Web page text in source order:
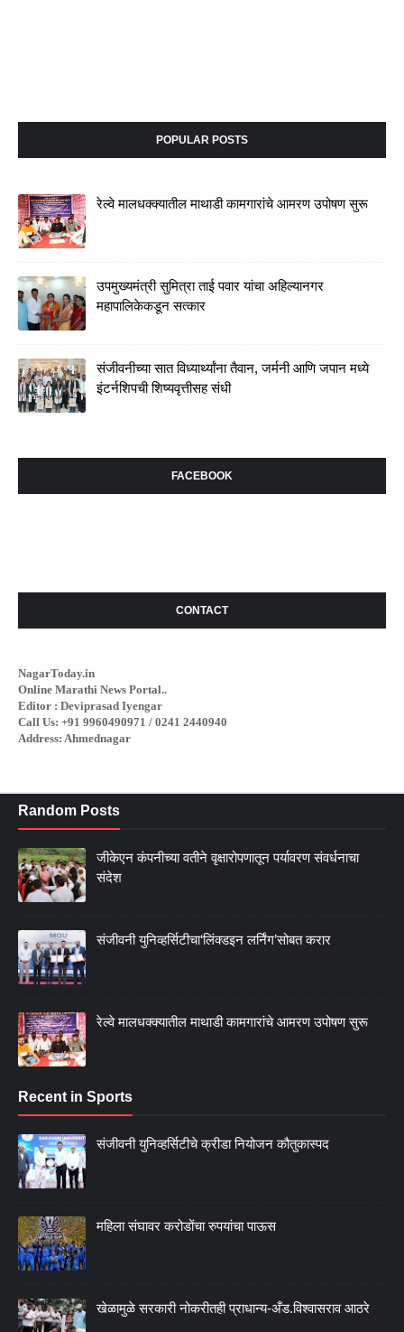
POPULAR POSTS
रेल्वे मालधक्क्यातील माथाडी कामगारांचे आमरण उपोषण सुरू
उपमुख्यमंत्री सुमित्रा ताई पवार यांचा अहिल्यानगर
महापालिकेकडून सत्कार
संजीवनीच्या सात विध्यार्थ्यांना तैवान, जर्मनी आणि जपान मध्ये
इंटर्नशिपची शिष्यवृत्तीसह संधी
FACEBOOK
CONTACT
NagarToday.in
Online Marathi News Portal..
Editor : Deviprasad Iyengar
Call Us: +91 9960490971 / 0241 2440940
Address: Ahmednagar
Random Posts
जीकेएन कंपनीच्या वतीने वृक्षारोपणातून पर्यावरण संवर्धनाचा
संदेश
संजीवनी युनिव्हर्सिटीचा‘लिंक्डइन लर्निंग’सोबत करार
रेल्वे मालधक्क्यातील माथाडी कामगारांचे आमरण उपोषण सुरू
Recent in Sports
संजीवनी युनिव्हर्सिटीचे क्रीडा नियोजन कौतुकास्पद
महिला संघावर करोडोंचा रुपयांचा पाऊस
खेळामुळे सरकारी नोकरीतही प्राधान्य-अँड.विश्वासराव आठरे